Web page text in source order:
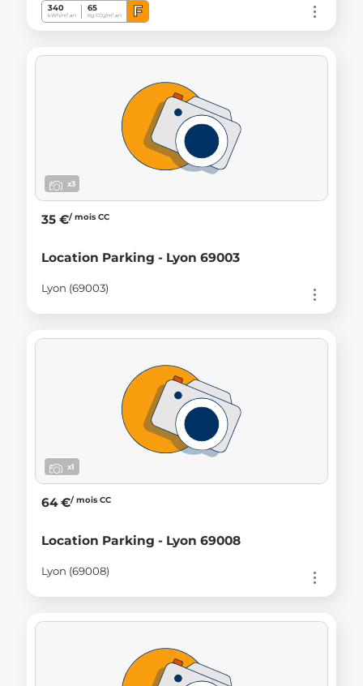
340
kWh/m².an
65
Kg CO2/m².an F
x3
35 €/ mois CC
Location Parking - Lyon 69003
Lyon (69003)
x1
64 €/ mois CC
Location Parking - Lyon 69008
Lyon (69008)